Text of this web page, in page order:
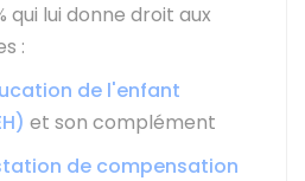
qui lui donne droit aux
:
de l'enfant
et son complément
de compensation